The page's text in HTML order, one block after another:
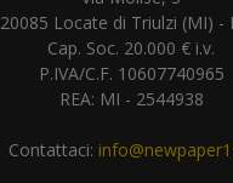
20085 Locate di Triulzi (MI) -
Cap. Soc. 20.000 € i.v.
P.IVA/C.F. 10607740965
REA: MI - 2544938
Contattaci: